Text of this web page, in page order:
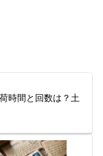
時間と回数は？土